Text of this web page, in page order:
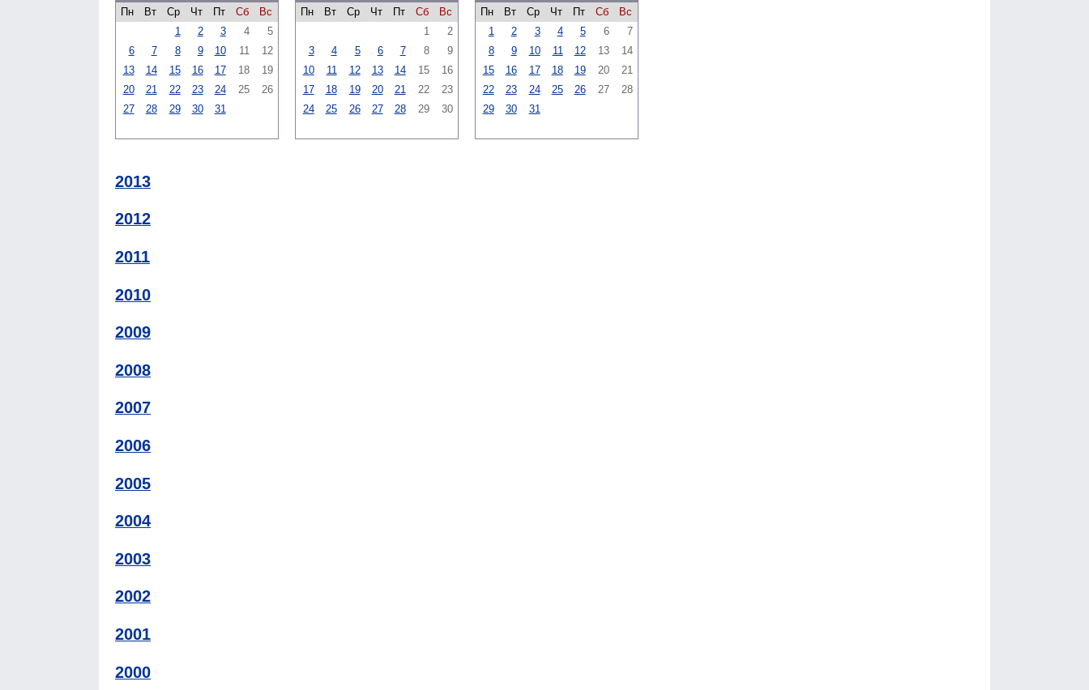
Пн
Вт Ср Чт Пт Сб
Вс
1
2 3 4
5
6
7 8 9 10 11
12
13
14 15 16 17 18
19
20
21 22 23 24 25
26
27
28 29 30 31
Пн
Вт Ср Чт Пт Сб
Вс
1
2
3
4 5 6 7 8
9
10
11 12 13 14 15
16
17
18 19 20 21 22
23
24
25 26 27 28 29 30
Пн
Вт Ср Чт Пт Сб
Вс
1
2 3 4 5 6
7
8
9 10 11 12 13
14
15
16 17 18 19 20
21
22
23 24 25 26 27
28
29
30 31
2013
2012
2011
2010
2009
2008
2007
2006
2005
2004
2003
2002
2001
2000